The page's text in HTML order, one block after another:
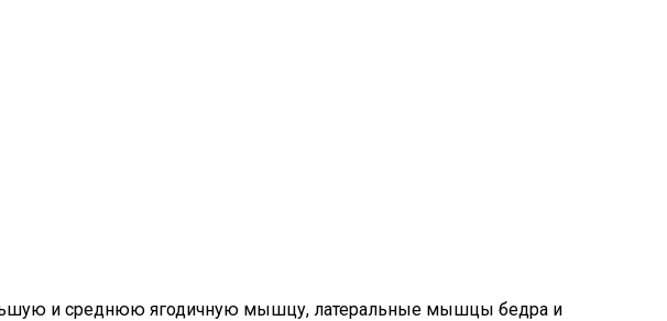
и среднюю ягодичную мышцу, латеральные мышцы бедра и